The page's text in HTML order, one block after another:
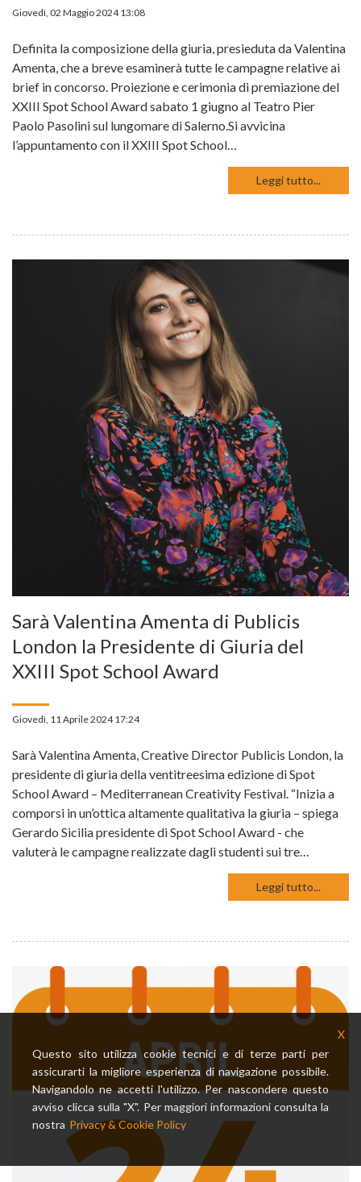
Giovedì, 02 Maggio 2024 13:08
Definita la composizione della giuria, presieduta da Valentina
Amenta, che a breve esaminerà tutte le campagne relative ai
brief in concorso. Proiezione e cerimonia di premiazione del
XXIII Spot School Award sabato 1 giugno al Teatro Pier
Paolo Pasolini sul lungomare di Salerno.Si avvicina
l’appuntamento con il XXIII Spot School…
Leggi tutto...
Sarà Valentina Amenta di Publicis
London la Presidente di Giuria del
XXIII Spot School Award
Giovedì, 11 Aprile 2024 17:24
Sarà Valentina Amenta, Creative Director Publicis London, la
presidente di giuria della ventitreesima edizione di Spot
School Award – Mediterranean Creativity Festival. “Inizia a
comporsi in un’ottica altamente qualitativa la giuria – spiega
Gerardo Sicilia presidente di Spot School Award - che
valuterà le campagne realizzate dagli studenti sui tre…
Leggi tutto...
Questo sito utilizza cookie tecnici e di terze parti per
assicurarti la migliore esperienza di navigazione possibile.
Navigandolo ne accetti l'utilizzo. Per nascondere questo
avviso clicca sulla "X". Per maggiori informazioni consulta la
nostra Privacy & Cookie Policy
X